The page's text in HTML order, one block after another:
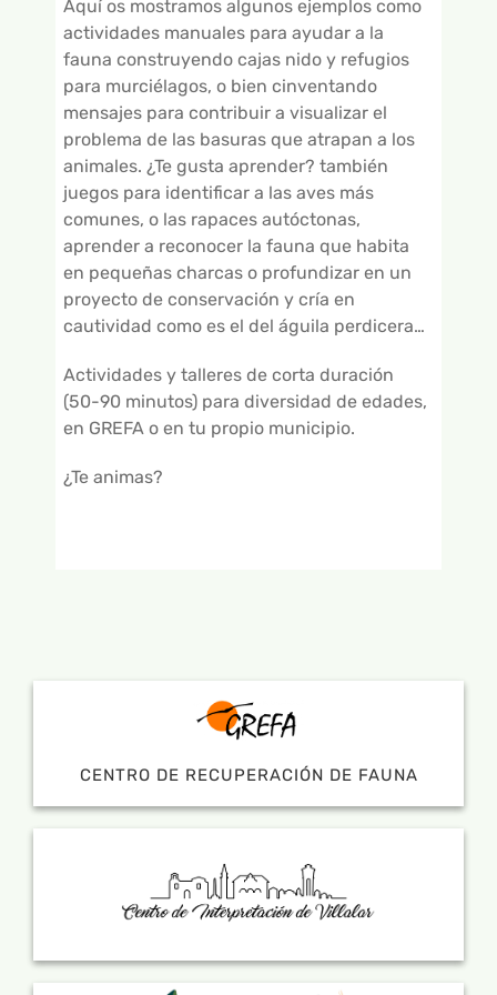
GALERÍA DE VÍDEOS
Aquí os mostramos algunos ejemplos como
actividades manuales para ayudar a la
fauna construyendo cajas nido y refugios
para murciélagos, o bien cinventando
mensajes para contribuir a visualizar el
problema de las basuras que atrapan a los
animales. ¿Te gusta aprender? también
juegos para identificar a las aves más
comunes, o las rapaces autóctonas,
aprender a reconocer la fauna que habita
en pequeñas charcas o profundizar en un
proyecto de conservación y cría en
cautividad como es el del águila perdicera…
Actividades y talleres de corta duración
(50-90 minutos) para diversidad de edades,
en GREFA o en tu propio municipio.
¿Te animas?
CENTRO DE RECUPERACIÓN DE FAUNA